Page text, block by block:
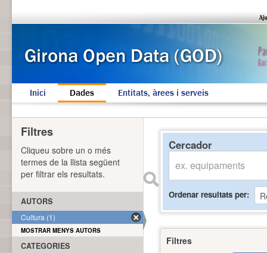
Inici Dades Entitats, àrees i serveis
Cercador
Ordenar resultats per
Filtres
Filtres
Cliqueu sobre un o més
termes de la llista següent
per filtrar els resultats.
AUTORS
Cultura (1)
MOSTRAR MENYS AUTORS
CATEGORIES